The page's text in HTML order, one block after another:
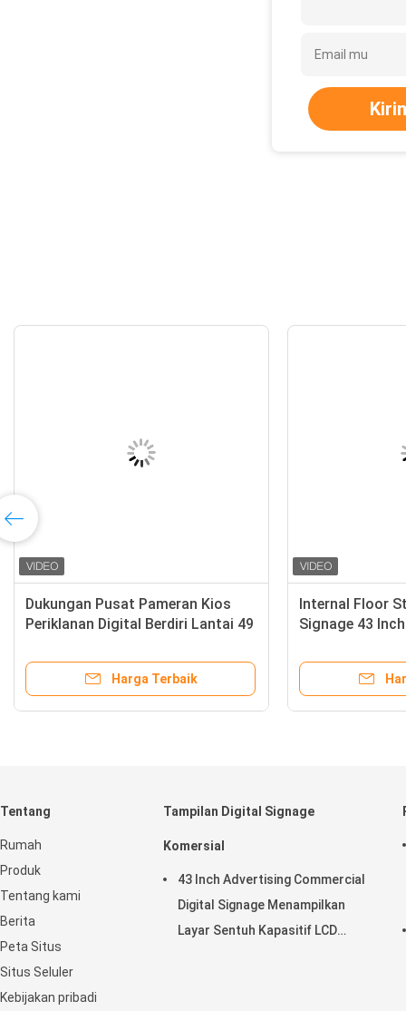
Interior Floor Standing Digital
Signage 55 Inch / Floor Standing
Harga Terbaik
49 Inch Berdiri
Signage Iklan Tft
Harga
Tentang
Rumah
Produk
Tentang kami
Berita
Peta Situs
Situs Seluler
Kebijakan pribadi
Tampilan Digital Signage
Komersial
43 Inch Advertising Commercial
Digital Signage Menampilkan
Layar Sentuh Kapasitif LCD